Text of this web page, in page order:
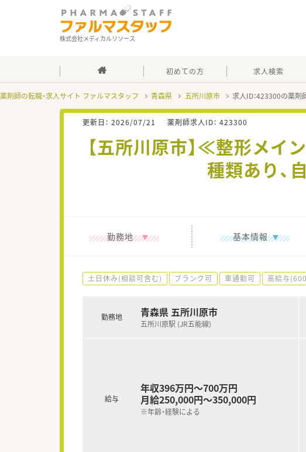
株式会社メディカルリソース
初めての方 求人検索
薬剤師の転職・求人サイト ファルマスタッフ 青森県 五所川原市 求人ID：423300の薬剤
更新日： 2026/07/21 薬剤師求人ID： 423300
【五所川原市】≪整形メイ
種類あり、
勤務地 基本情報
土日休み(相談可含む) ブランク可 車通勤可 高給与
勤務地 青森県 五所川原市
五所川原駅 (JR五能線)
給与
年収396万円～700万円
月給250,000円～350,000円
※年齢・経験による